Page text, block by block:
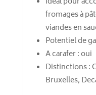
fromages à
viandes en
Potentiel de
A carafer : oui
Distinctions :
Bruxelles,